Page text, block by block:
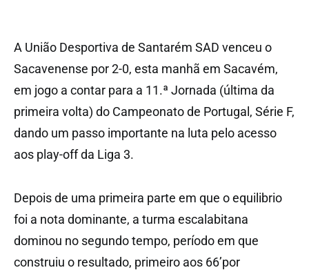
A União Desportiva de Santarém SAD venceu o
Sacavenense por 2-0, esta manhã em Sacavém,
em jogo a contar para a 11.ª Jornada (última da
primeira volta) do Campeonato de Portugal, Série F,
dando um passo importante na luta pelo acesso
aos play-off da Liga 3.
Depois de uma primeira parte em que o equilibrio
foi a nota dominante, a turma escalabitana
dominou no segundo tempo, período em que
construiu o resultado, primeiro aos 66’por